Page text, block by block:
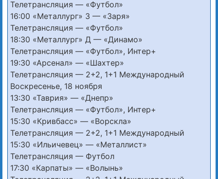
Телетрансляция — «Футбол»
16:00 «Металлург» З — «Заря»
Телетрансляция — «Футбол»
18:30 «Металлург» Д — «Динамо»
Телетрансляция — «Футбол», Интер+
19:30 «Арсенал» — «Шахтер»
Телетрансляция — 2+2, 1+1 Международный
Воскресенье, 18 ноября
13:30 «Таврия» — «Днепр»
Телетрансляция — «Футбол», Интер+
15:30 «Кривбасс» — «Ворскла»
Телетрансляция — 2+2, 1+1 Международный
15:30 «Ильичевец» — «Металлист»
Телетрансляция — Футбол
17:30 «Карпаты» — «Волынь»